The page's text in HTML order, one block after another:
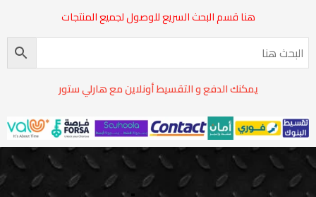
هنا قسم البحث السريع للوصول لجميع المنتجات
يمكنك الدفع و التقسيط أونلاين مع هارلي ستور